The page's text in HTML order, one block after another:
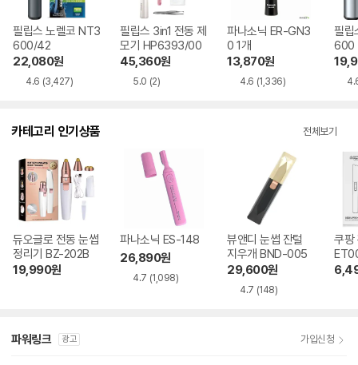
필립스 노렐코 NT3
600/42
22,080원
4.6 (3,427)
필립스 3in1 전동 제
모기 HP6393/00
45,360원
5.0 (2)
파나소닉 ER-GN3
0 1개
13,870원
4.6 (1,336)
필립
600
카테고리 인기상품 전체보기
듀오글로 전동 눈썹
정리기 BZ-202B
19,990원
파나소닉 ES-148
26,890원
4.7 (1,098)
뷰앤디 눈썹 잔털
지우개 BND-005
29,600원
4.7 (148)
쿠팡
파워링크 광고 가입신청